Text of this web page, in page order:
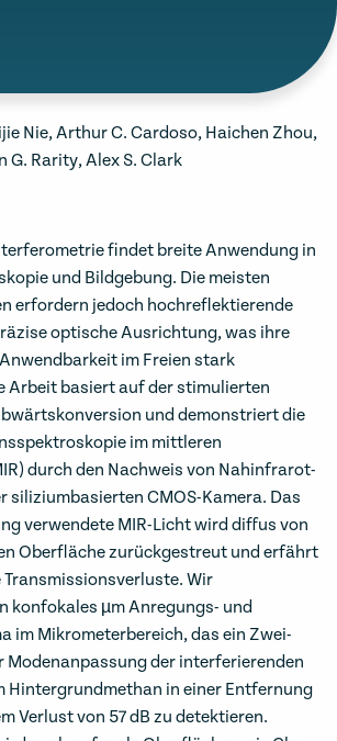
Nie, Arthur C. Cardoso, Haichen Zhou,
G. Rarity, Alex S. Clark
findet breite Anwendung in
und Bildgebung. Die meisten
erfordern jedoch hochreflektierende
optische Ausrichtung, was ihre
im Freien stark
Arbeit basiert auf der stimulierten
und demonstriert die
im mittleren
durch den Nachweis von Nahinfrarot-
siliziumbasierten CMOS-Kamera. Das
verwendete MIR-Licht wird diffus von
Oberfläche zurückgestreut und erfährt
Wir
konfokales µm Anregungs- und
im Mikrometerbereich, das ein Zwei-
Modenanpassung der interferierenden
Hintergrundmethan in einer Entfernung
Verlust von 57 dB zu detektieren.